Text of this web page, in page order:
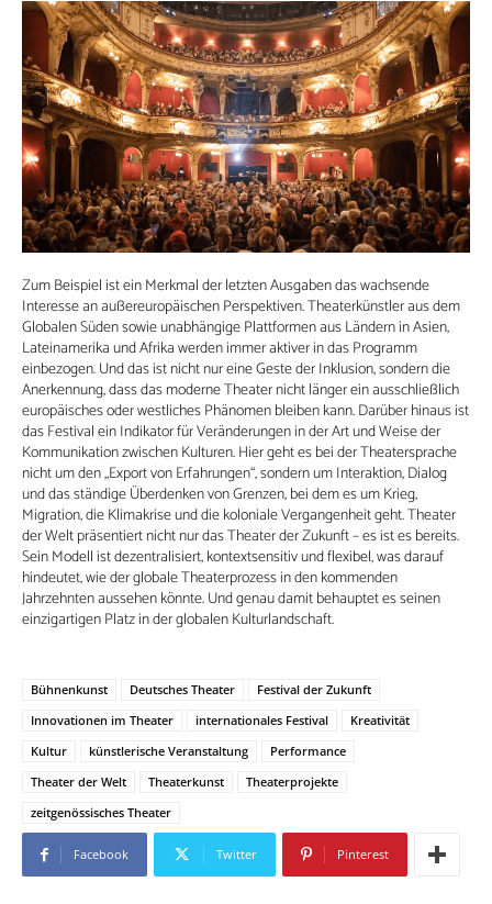
Zum Beispiel ist ein Merkmal der letzten Ausgaben das wachsende
Interesse an außereuropäischen Perspektiven. Theaterkünstler aus dem
Globalen Süden sowie unabhängige Plattformen aus Ländern in Asien,
Lateinamerika und Afrika werden immer aktiver in das Programm
einbezogen. Und das ist nicht nur eine Geste der Inklusion, sondern die
Anerkennung, dass das moderne Theater nicht länger ein ausschließlich
europäisches oder westliches Phänomen bleiben kann. Darüber hinaus ist
das Festival ein Indikator für Veränderungen in der Art und Weise der
Kommunikation zwischen Kulturen. Hier geht es bei der Theatersprache
nicht um den „Export von Erfahrungen“, sondern um Interaktion, Dialog
und das ständige Überdenken von Grenzen, bei dem es um Krieg,
Migration, die Klimakrise und die koloniale Vergangenheit geht. Theater
der Welt präsentiert nicht nur das Theater der Zukunft – es ist es bereits.
Sein Modell ist dezentralisiert, kontextsensitiv und flexibel, was darauf
hindeutet, wie der globale Theaterprozess in den kommenden
Jahrzehnten aussehen könnte. Und genau damit behauptet es seinen
einzigartigen Platz in der globalen Kulturlandschaft.
Bühnenkunst Deutsches Theater
Festival der Zukunft
Innovationen im Theater
internationales Festival
Kreativität
Kultur
künstlerische Veranstaltung
Performance
Theater der Welt
Theaterkunst
Theaterprojekte
zeitgenössisches Theater
Facebook Twitter Pinterest